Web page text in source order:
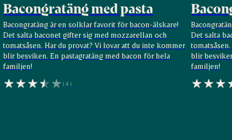
Bacongratäng med pasta
Bacongratäng är en solklar favorit för bacon-älskare!
Det salta baconet gifter sig med mozzarellan och
tomatsåsen. Har du provat? Vi lovar att du inte kommer
blir besviken. En pastagratäng med bacon för hela
familjen!
(4)
Det salta
blir
familjen!